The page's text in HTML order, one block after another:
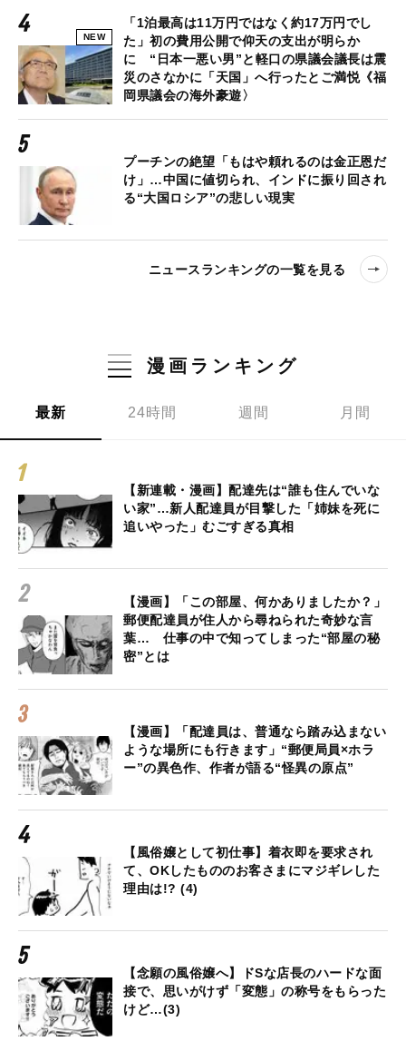
NEW
「1泊最高は11万円ではなく約17万円でし
た」初の費用公開で仰天の支出が明らか
に “日本一悪い男”と軽口の県議会議長は震
災のさなかに「天国」へ行ったとご満悦《福
岡県議会の海外豪遊〉
プーチンの絶望「もはや頼れるのは金正恩だ
け」…中国に値切られ、インドに振り回され
る“大国ロシア”の悲しい現実
ニュースランキングの一覧を見る
漫画ランキング
最新 24時間 週間 月間
【新連載・漫画】配達先は“誰も住んでいな
い家”…新人配達員が目撃した「姉妹を死に
追いやった」むごすぎる真相
【漫画】「この部屋、何かありましたか？」
郵便配達員が住人から尋ねられた奇妙な言
葉… 仕事の中で知ってしまった“部屋の秘
密”とは
【漫画】「配達員は、普通なら踏み込まない
ような場所にも行きます」“郵便局員×ホラ
ー”の異色作、作者が語る“怪異の原点”
【風俗嬢として初仕事】着衣即を要求され
て、OKしたもののお客さまにマジギレした
理由は!? (4)
【念願の風俗嬢へ】ドSな店長のハードな面
接で、思いがけず「変態」の称号をもらった
けど…(3)